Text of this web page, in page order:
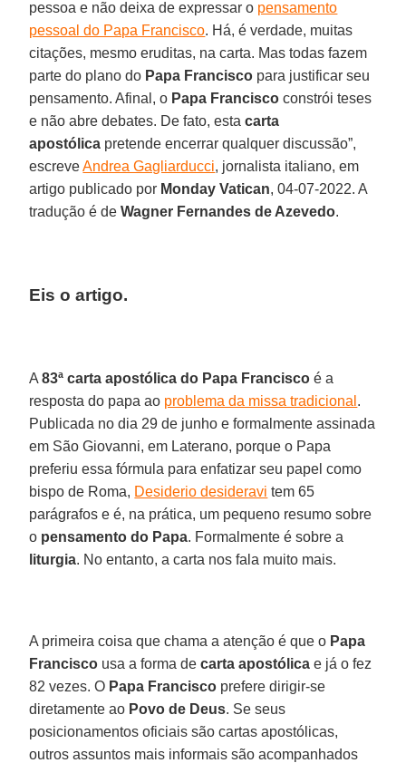
pessoa e não deixa de expressar o pensamento
pessoal do Papa Francisco. Há, é verdade, muitas
citações, mesmo eruditas, na carta. Mas todas fazem
parte do plano do Papa Francisco para justificar seu
pensamento. Afinal, o Papa Francisco constrói teses
e não abre debates. De fato, estacarta
apostólica pretende encerrar qualquer discussão”,
escreveAndrea Gagliarducci, jornalista italiano, em
artigo publicado por Monday Vatican, 04-07-2022. A
tradução é deWagner Fernandes de Azevedo.
Eis o artigo.
A83ª carta apostólica do Papa Francisco é a
resposta do papa ao problema da missa tradicional .
Publicada no dia 29 de junho e formalmente assinada
em São Giovanni, em Laterano, porque o Papa
preferiu essa fórmula para enfatizar seu papel como
bispo de Roma, Desiderio desideravi tem 65
parágrafos e é, na prática, um pequeno resumo sobre
o pensamento do Papa. Formalmente é sobre a
liturgia. No entanto, a carta nos fala muito mais.
A primeira coisa que chama a atenção é que o Papa
Francisco usa a forma decarta apostólica e já o fez
82 vezes. O Papa Francisco prefere dirigir-se
diretamente ao Povo de Deus. Se seus
posicionamentos oficiais são cartas apostólicas,
outros assuntos mais informais são acompanhados